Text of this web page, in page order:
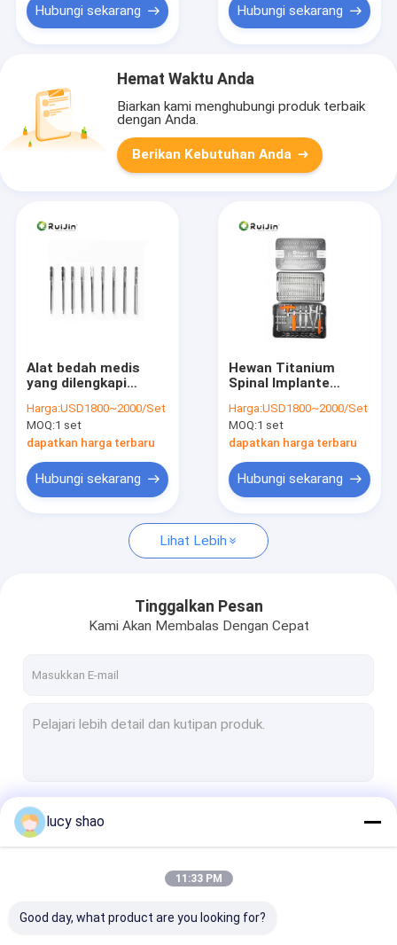
Rumah
Tentang kami
Hubungi sekarang Hubungi sekarang
Hemat Waktu Anda
Biarkan kami menghubungi produk terbaik
dengan Anda.
Berikan Kebutuhan Anda
Alat bedah medis
yang dilengkapi
yang memegang
tulang
Harga:USD1800~2000/Set
MOQ:1 set
dapatkan harga terbaru
Hubungi sekarang
Hewan Titanium
Spinal Implante
Veterinary
Orthopedic Spine
Internal Fixation
Instrument Set
Harga:USD1800~2000/Set
MOQ:1 set
dapatkan harga terbaru
Hubungi sekarang
Lihat Lebih
Tinggalkan Pesan
Kami Akan Membalas Dengan Cepat
lucy shao
11:33 PM
Good day, what product are you looking for?